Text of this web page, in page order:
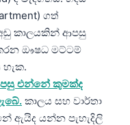
ගත්
කාලයකින් ආපසු
ඖෂධ මට්ටම්
එන්නේ කුමක්ද
කාලය සහ වාර්තා
ඇයිද යන්න පැහැදිලි